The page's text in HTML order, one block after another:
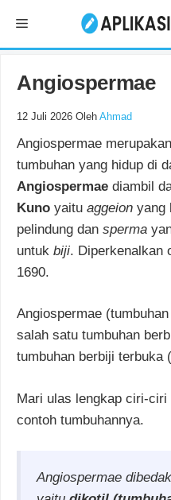
isi
Menu
Angiospermae
12 Juli 2026 Oleh Ahmad
Angiospermae
tumbuhan yang hidup di
Angiospermae diambil
Kuno yaitu aggeion yang
pelindung dan sperma
untuk biji. Diperkenalkan
1690.
Angiospermae
salah satu tumbuhan
tumbuhan berbiji terbuka (
Mari ulas lengkap ciri-
contoh tumbuhannya.
Angiospermae